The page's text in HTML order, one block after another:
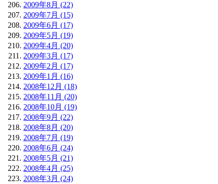
2009年8月 (22)
2009年7月 (15)
2009年6月 (17)
2009年5月 (19)
2009年4月 (20)
2009年3月 (17)
2009年2月 (17)
2009年1月 (16)
2008年12月 (18)
2008年11月 (20)
2008年10月 (19)
2008年9月 (22)
2008年8月 (20)
2008年7月 (19)
2008年6月 (24)
2008年5月 (21)
2008年4月 (25)
2008年3月 (24)